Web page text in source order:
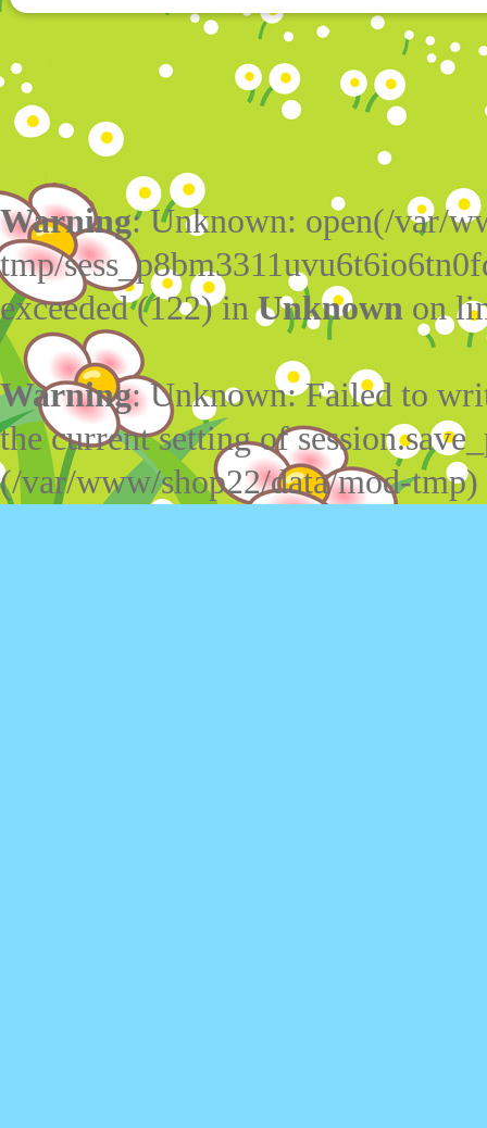
Warning: Unknown: open(/var/
tmp/
exceeded (122) inUnknown on
Warning: Unknown: Failed to
the current setting of
(/var/www/shop22/data/mod-